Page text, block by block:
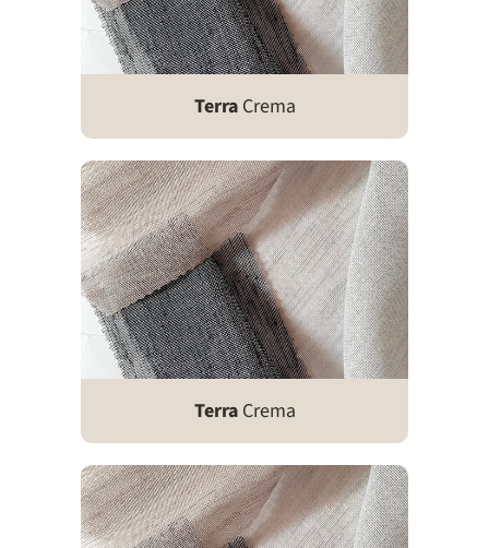
TerraCrema
TerraCrema